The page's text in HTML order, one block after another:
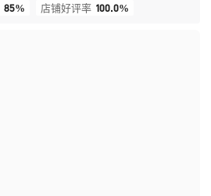
85% 店铺好评率 100.0%